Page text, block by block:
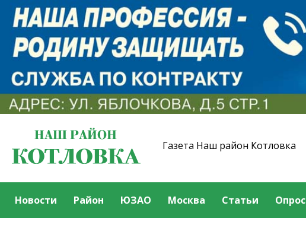
Газета Наш район Котловка
Новости Район ЮЗАО Москва Статьи Опрос